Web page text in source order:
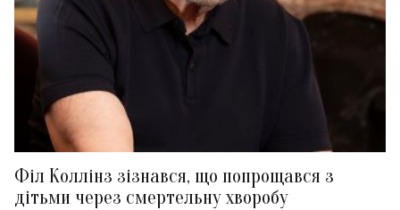
Філ Коллінз зізнався, що попрощався з
дітьми через смертельну хворобу